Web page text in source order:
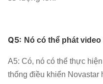
Q5: Nó có thể phát
A5: Có, nó có thể thực
thống điều khiển Novastar